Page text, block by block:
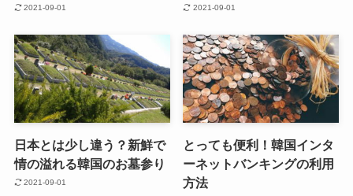
2021-09-01 2021-09-01
日本とは少し違う？新鮮で
情の溢れる韓国のお墓参り
2021-09-01
とっても便利！韓国インタ
ーネットバンキングの利用
方法